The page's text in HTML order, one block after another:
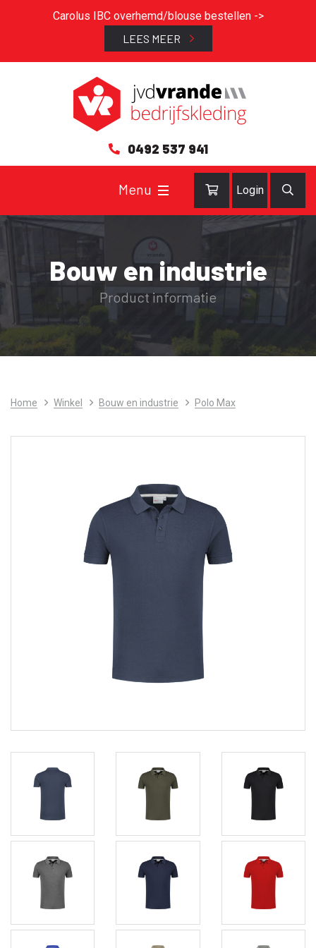
Carolus IBC overhemd/blouse bestellen ->
LEES MEER
0492 537 941
Login
Bouw en industrie
Product informatie
Home Winkel Bouw en industrie Polo Max